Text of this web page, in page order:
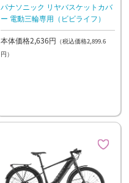
パナソニック リヤバスケットカバ
ー 電動三輪専用（ビビライフ）
本体価格2,636円 （税込価格2,899.6
円）